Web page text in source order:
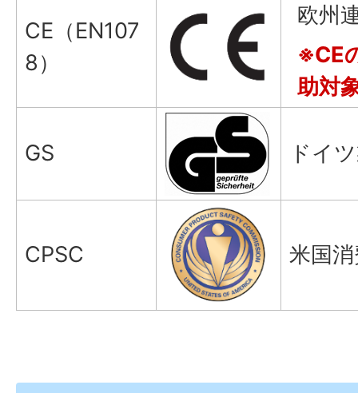
CE（EN107
8）
欧州
※CE
助対
GS ドイ
CPSC 米国